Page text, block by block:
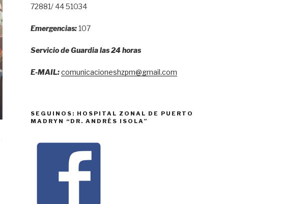
72881/ 44 51034
Emergencias:107
Servicio de Guardia las 24 horas
E-MAIL: comunicacioneshzpm@gmail.com
SEGUINOS: HOSPITAL ZONAL DE PUERTO
MADRYN “DR. ANDRÉS ISOLA”